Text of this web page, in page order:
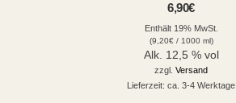
6,90€
Enthält 19% MwSt.
(9,20€/ 1000 ml)
Alk. 12,5 % vol
zzgl. Versand
Lieferzeit: ca. 3-4 Werktage